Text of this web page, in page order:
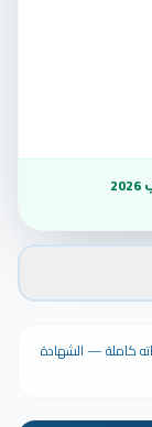
وبياناته كاملة — الشهادة